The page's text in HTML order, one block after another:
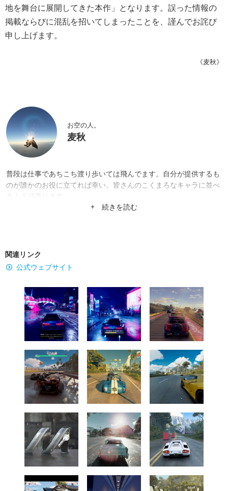
地を舞台に展開してきた本作」となります。誤った情報の
掲載ならびに混乱を招いてしまったことを、謹んでお詫び
申し上げます。
《麦秋》
お空の人。
麦秋
普段は仕事であちこち渡り歩いては飛んでます。自分が提供するも
のが誰かのお役に立てれば幸い。皆さんのこくまろなキャラに並べ
るよう頑張ります。
+ 続きを読む
関連リンク
公式ウェブサイト